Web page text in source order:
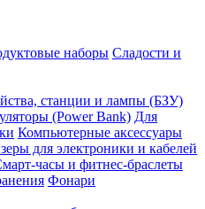
наборы Сладости и
станции и лампы (БЗУ)
(Power Bank) Для
Компьютерные аксессуары
для электроники и кабелей
часы и фитнес-браслеты
Фонари